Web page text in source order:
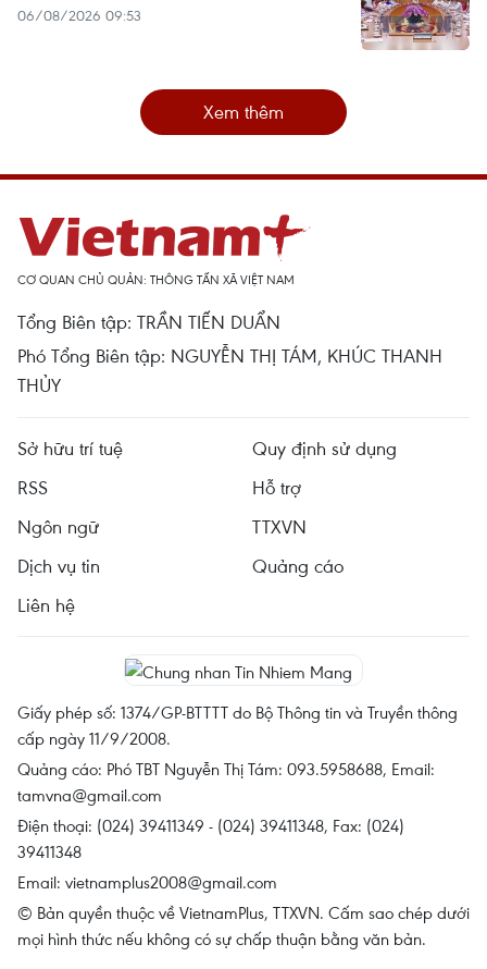
06/08/2026 09:53
Xem thêm
CƠ QUAN CHỦ QUẢN: THÔNG TẤN XÃ VIỆT NAM
Tổng Biên tập: TRẦN TIẾN DUẨN
Phó Tổng Biên tập: NGUYỄN THỊ TÁM, KHÚC THANH
THỦY
Sở hữu trí tuệ
Quy định sử dụng
RSS
Hỗ trợ
Ngôn ngữ
TTXVN
Dịch vụ tin
Quảng cáo
Liên hệ
Giấy phép số: 1374/GP-BTTTT do Bộ Thông tin và Truyền thông
cấp ngày 11/9/2008.
Quảng cáo: Phó TBT Nguyễn Thị Tám: 093.5958688, Email:
tamvna@gmail.com
Điện thoại: (024) 39411349 - (024) 39411348, Fax: (024)
39411348
Email: vietnamplus2008@gmail.com
© Bản quyền thuộc về VietnamPlus, TTXVN. Cấm sao chép dưới
mọi hình thức nếu không có sự chấp thuận bằng văn bản.